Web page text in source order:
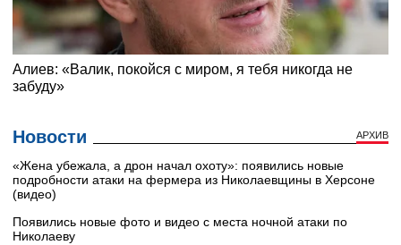
Новости АРХИВ
«Жена убежала, а дрон начал охоту»: появились новые
подробности атаки на фермера из Николаевщины в Херсоне
(видео)
Появились новые фото и видео с места ночной атаки по
Николаеву